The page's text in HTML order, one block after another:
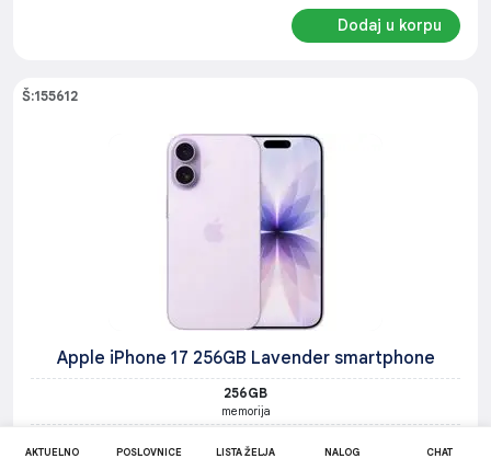
Dodaj u korpu
Š:155612
Apple iPhone 17 256GB Lavender smartphone
256GB
memorija
Apple iPhone 17 256GB Lavender smartphone, 6.3" Super
Retina XDR ProMotion 120Hz ekran, 48MP Fusion zadnja
AKTUELNO POSLOVNICE LISTA ŽELJA NALOG CHAT